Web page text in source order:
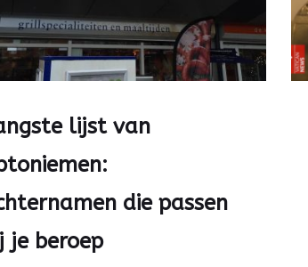
lijst van
die passen
je beroep